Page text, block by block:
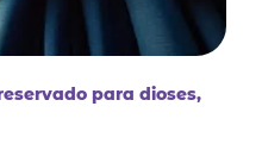
para dioses,